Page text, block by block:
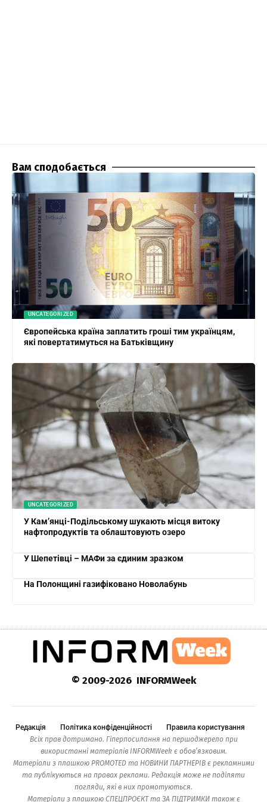
Вам сподобається
UNCATEGORIZED
Європейська країна заплатить гроші тим українцям,
які повертатимуться на Батьківщину
UNCATEGORIZED
У Кам’янці-Подільському шукають місця витоку
нафтопродуктів та облаштовують озеро
У Шепетівці – МАФи за єдиним зразком
На Полонщині газифіковано Новолабунь
© 2009-2026 INFORMWeek
Редакція Політика конфіденційності
Правила користування
Всіх прав дотримано. Гіперпосилання на першоджерело при
використанні матеріалів INFORMWeek є обов’язковим.
Матеріали з плашкою PROMOTED та НОВИНИ ПАРТНЕРІВ є рекламними
та публікуються на правах реклами. Редакція може не поділяти
погляди, які в них промотуються.
Матеріали з плашкою СПЕЦПРОЄКТ та ЗА ПІДТРИМКИ також є